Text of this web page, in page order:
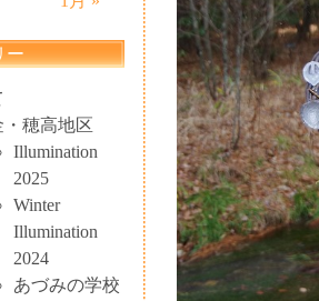
ー
・穂高地区
Illumination
2025
Winter
Illumination
2024
あづみの学校